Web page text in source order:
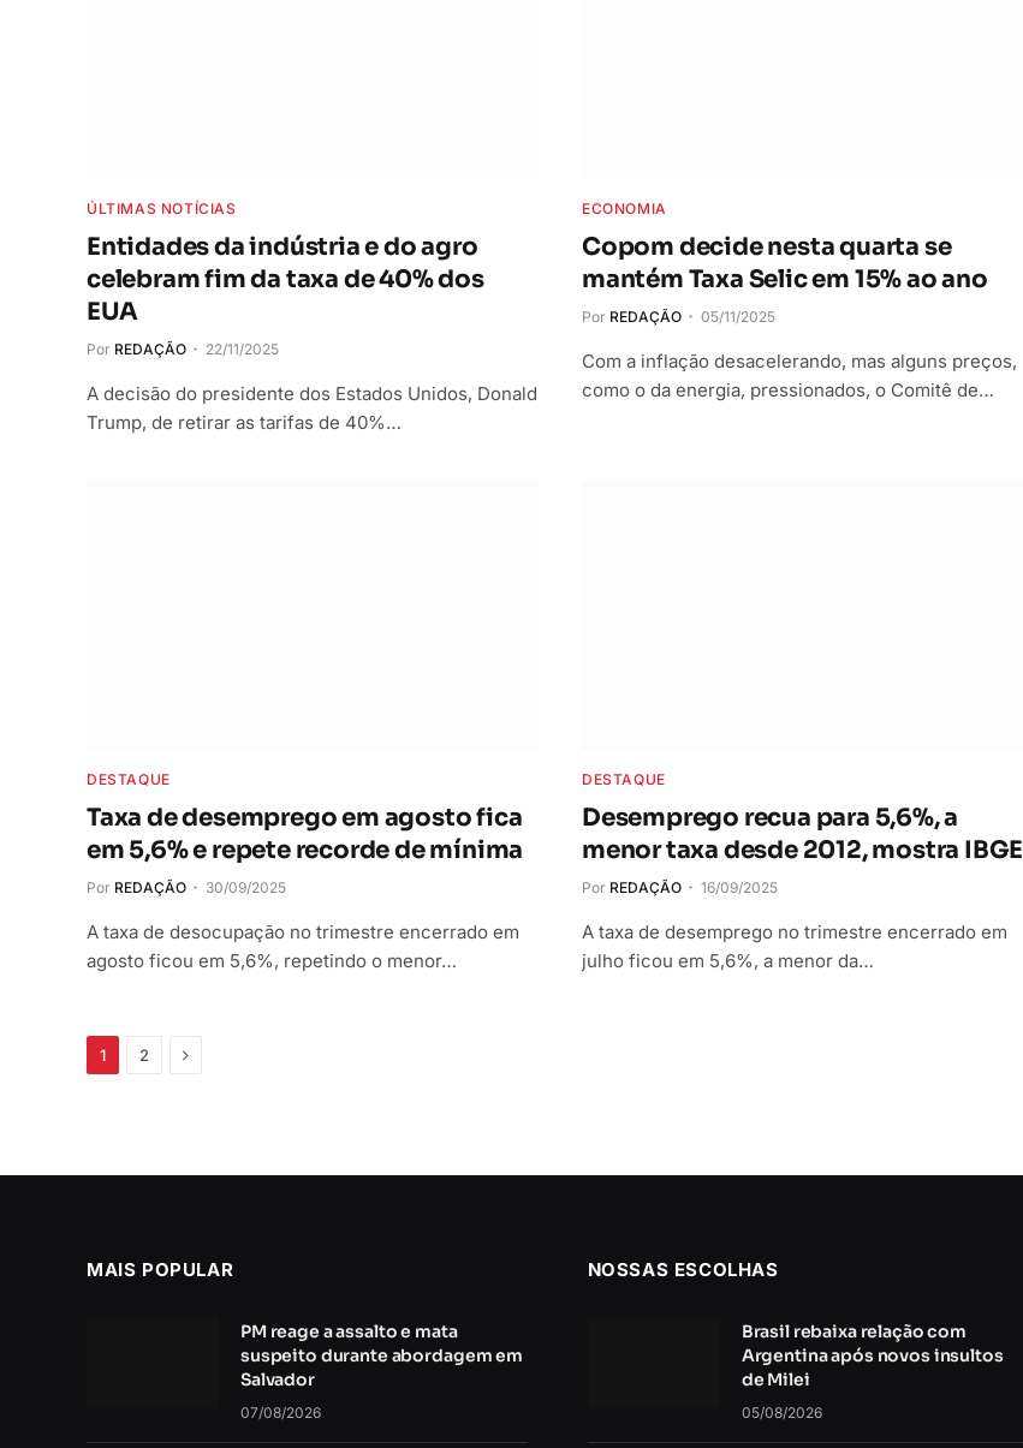
ÚLTIMAS NOTÍCIAS
Entidades da indústria e do agro
celebram fim da taxa de 40% dos
EUA
Por REDAÇÃO 22/11/2025
A decisão do presidente dos Estados Unidos, Donald
Trump, de retirar as tarifas de 40%…
ECONOMIA
Copom decide nesta quarta se
mantém Taxa Selic em 15% ao ano
Por REDAÇÃO 05/11/2025
Com a inflação desacelerando, mas alguns preços,
como o da energia, pressionados, o Comitê de…
DESTAQUE
Taxa de desemprego em agosto fica
em 5,6% e repete recorde de mínima
Por REDAÇÃO 30/09/2025
A taxa de desocupação no trimestre encerrado em
agosto ficou em 5,6%, repetindo o menor…
DESTAQUE
Desemprego recua para 5,6%, a
menor taxa desde 2012, mostra IBGE
Por REDAÇÃO 16/09/2025
A taxa de desemprego no trimestre encerrado em
julho ficou em 5,6%, a menor da…
1 2 Próximo
MAIS POPULAR
PM reage a assalto e mata
suspeito durante abordagem em
Salvador
07/08/2026
NOSSAS ESCOLHAS
Brasil rebaixa relação com
Argentina após novos insultos
de Milei
05/08/2026